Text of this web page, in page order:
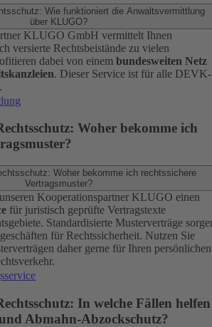
Wie funktioniert die Anwaltsvermittlung
über KLUGO?
KLUGO GmbH vermittelt Ihnen
versierte Rechtsbeistände zu vielen
dabei von einem bundesweiten Netz
. Dieser Service ist für alle DEVK-
Woher bekomme ich
Woher bekomme ich rechtssichere
Vertragsmuster?
Kooperationspartner KLUGO einen
für juristisch geprüfte Vertragstexte
Standardisierte Musterverträge
für Rechtssicherheit. Nutzen Sie
daher gerne für Ihren persönlichen
In welche Fällen helfen
Abmahn-Abzockschutz?